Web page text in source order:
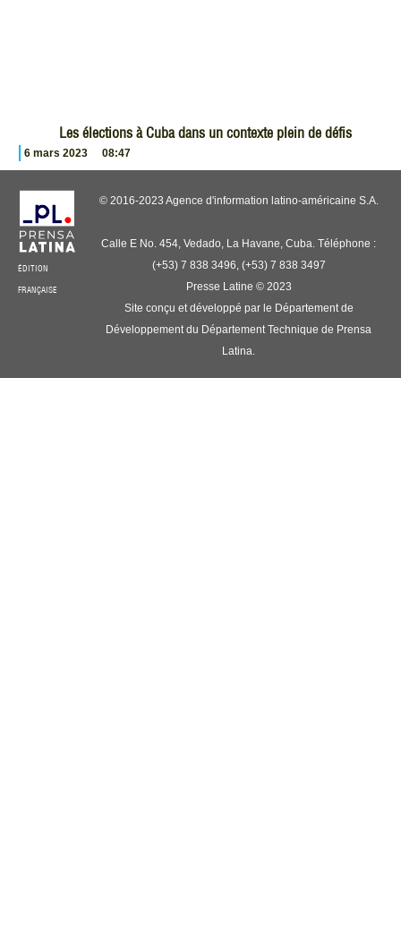
Les élections à Cuba dans un contexte plein de défis
6 mars 2023 08:47
ÉDITION
FRANÇAISE
© 2016-2023 Agence d'information latino-américaine S.A.
Calle E No. 454, Vedado, La Havane, Cuba. Téléphone :
(+53) 7 838 3496, (+53) 7 838 3497
Presse Latine © 2023
Site conçu et développé par le Département de
Développement du Département Technique de Prensa
Latina.